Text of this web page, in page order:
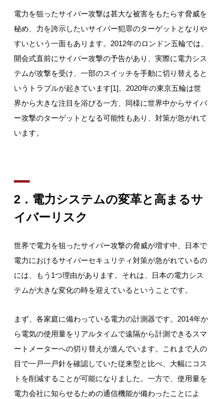
電力を狙ったサイバー攻撃は甚大な被害をもたらす脅威を
秘め、力を誇示したいサイバー犯罪のターゲットとなりや
すいという一面もあります。2012年のロンドン五輪では、
開会式直前にサイバー攻撃の予告があり、実際に電力シス
テムが攻撃を受け、一部のスイッチを手動に切り替えると
いうトラブルが起きています[1]。2020年の東京五輪は世
界から大きな注目を浴びる一方、同様に世界中からサイバ
ー攻撃のターゲットとなる可能性もあり、対策が急がれて
います。
2．電力システムの変革と高まるサ
イバーリスク
世界で電力を狙ったサイバー攻撃の脅威が増す中、日本で
電力におけるサイバーセキュリティ対策が急がれているの
には、もう1つ理由があります。それは、日本の電力シス
テムが大きな変化の時を迎えているということです。
まず、各家庭に備わっている電力の計測器です。2014年か
ら電気の使用量をリアルタイムで遠隔から計測できるスマ
ートメーターへの切り替えが進んでいます。これまで人の
目で一戸一戸針を確認していた従来型と比べ、大幅にコス
トを削減することが可能になりました。一方で、使用量を
電力会社に知らせるための通信機能が備わったことによ